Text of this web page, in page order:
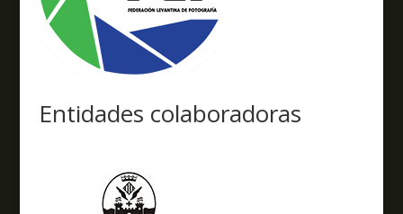
Entidades colaboradoras